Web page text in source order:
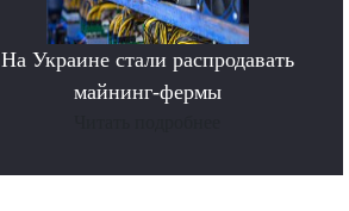
На Украине стали распродавать
майнинг-фермы